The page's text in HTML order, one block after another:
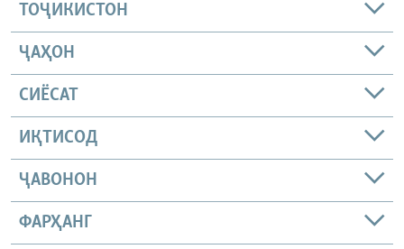
ТОҶИКИСТОН
ҶАҲОН
СИЁСАТ
ИҚТИСОД
ҶАВОНОН
ФАРҲАНГ